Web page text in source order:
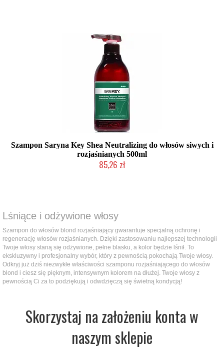
Szampon Saryna Key Shea Neutralizing do włosów siwych i
rozjaśnianych 500ml
85,26 zł
Lśniące i odżywione włosy
Szampon do włosów blond rozjaśniający gwarantuje specjalną ochronę i
regenerację włosów rozjaśnianych. Dzięki zastosowaniu najlepszej technologii
Twoje włosy staną się odżywione, pełne blasku, a kolor będzie lśnił. To
ekskluzywny i profesjonalny wybór, który z pewnością pokochają Twoje włosy.
Odkryj już dziś niezwykłe właściwości szamponu rozjaśniającego do włosów
blond i ciesz się pięknym, intensywnym kolorem na dłużej. Twoje włosy z
pewnością Ci za to podziękują i odwdzięczą się świetną kondycją!
Skorzystaj na założeniu konta w
naszym sklepie